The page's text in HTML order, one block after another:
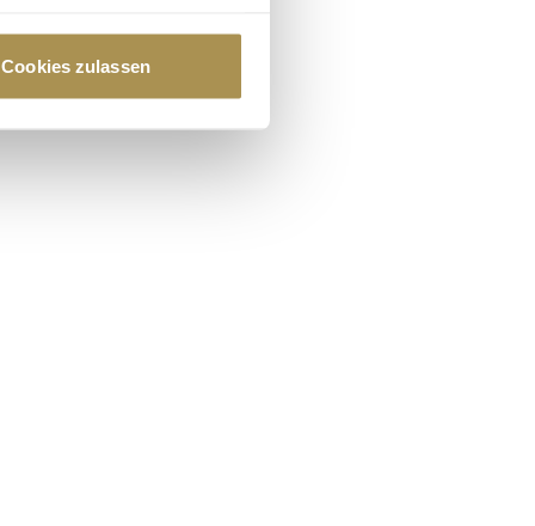
Präferenzen im
Verwendung unserer
Cookies zulassen